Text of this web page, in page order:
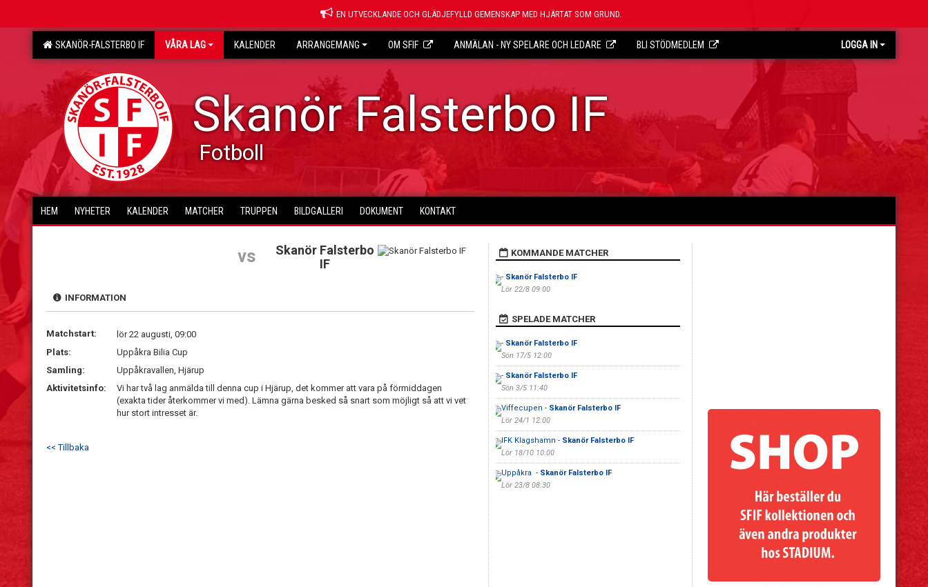
EN UTVECKLANDE OCH GLÄDJEFYLLD GEMENSKAP MED HJÄRTAT SOM GRUND.
SKANÖR-FALSTERBO IF VÅRA LAG KALENDER ARRANGEMANG OM SFIF ANMÄLAN - NY SPELARE OCH LEDARE BLI STÖDMEDLEM LOGGA IN
Skanör Falsterbo IF
Fotboll
HEM NYHETER KALENDER MATCHER TRUPPEN BILDGALLERI DOKUMENT KONTAKT
vs
Skanör Falsterbo
IF
INFORMATION
Matchstart:
lör 22 augusti, 09:00
Plats:
Uppåkra Bilia Cup
Samling:
Uppåkravallen, Hjärup
Aktivitetsinfo:
Vi har två lag anmälda till denna cup i Hjärup, det kommer att vara på förmiddagen
(exakta tider återkommer vi med). Lämna gärna besked så snart som möjligt så att vi vet
hur stort intresset är.
<< Tillbaka
KOMMANDE MATCHER
- Skanör Falsterbo IF
Lör 22/8 09:00
SPELADE MATCHER
- Skanör Falsterbo IF
Sön 17/5 12:00
- Skanör Falsterbo IF
Sön 3/5 11:40
Viffecupen - Skanör Falsterbo IF
Lör 24/1 12:00
IFK Klagshamn - Skanör Falsterbo IF
Lör 18/10 10:00
Uppåkra - Skanör Falsterbo IF
Lör 23/8 08:30